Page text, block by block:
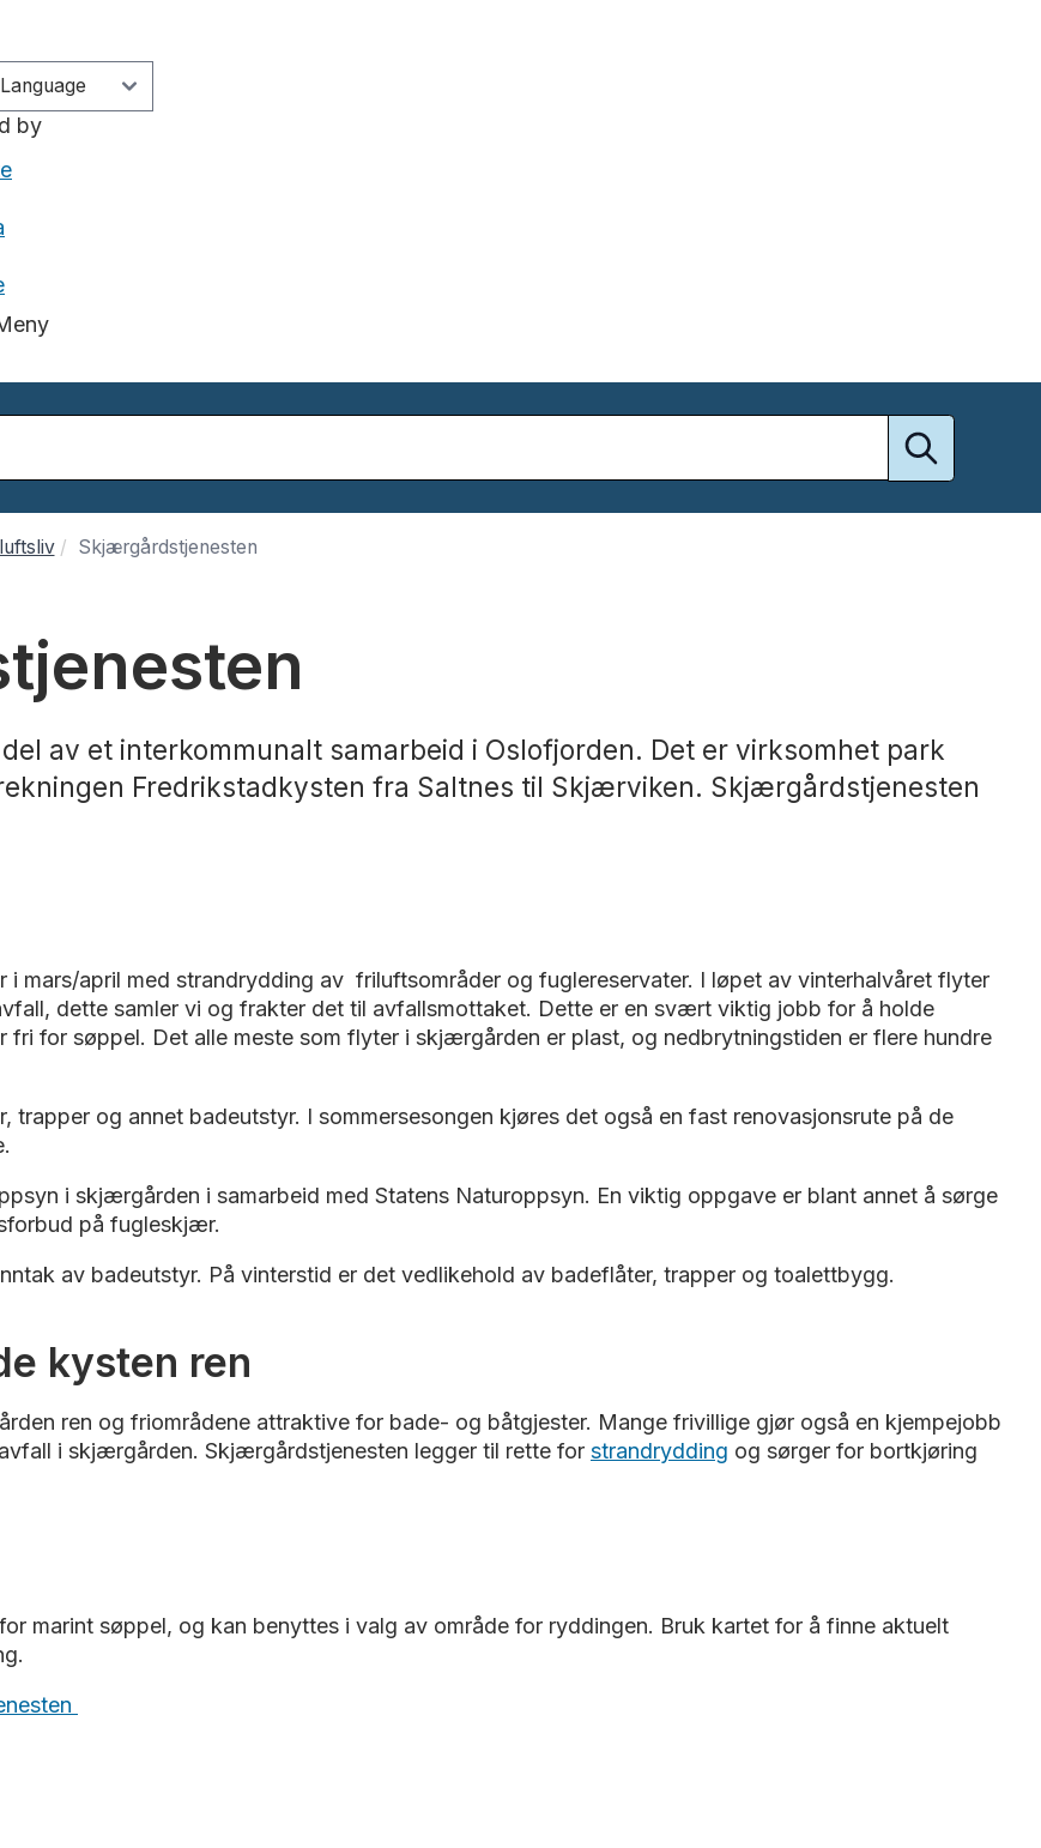
by
Skjærgårdstjenesten
av et interkommunalt samarbeid i Oslofjorden. Det er virksomhet park
Fredrikstadkysten fra Saltnes til Skjærviken. Skjærgårdstjenesten
i mars/april med strandrydding av friluftsområder og fuglereservater. I løpet av vinterhalvåret flyter
dette samler vi og frakter det til avfallsmottaket. Dette er en svært viktig jobb for å holde
fri for søppel. Det alle meste som flyter i skjærgården er plast, og nedbrytningstiden er flere hundre
trapper og annet badeutstyr. I sommersesongen kjøres det også en fast renovasjonsrute på de
i skjærgården i samarbeid med Statens Naturoppsyn. En viktig oppgave er blant annet å sørge
på fugleskjær.
av badeutstyr. På vinterstid er det vedlikehold av badeflåter, trapper og toalettbygg.
kysten ren
ren og friområdene attraktive for bade- og båtgjester. Mange frivillige gjør også en kjempejobb
i skjærgården. Skjærgårdstjenesten legger til rette for strandrydding og sørger for bortkjøring
marint søppel, og kan benyttes i valg av område for ryddingen. Bruk kartet for å finne aktuelt